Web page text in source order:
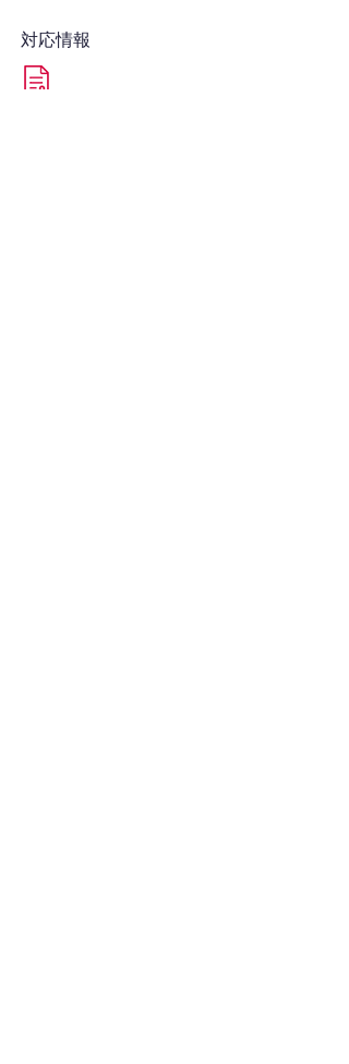
対応情報